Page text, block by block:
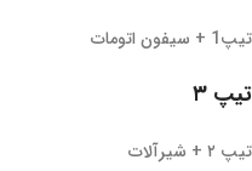
تیپ1 + سیفون اتومات
تیپ ۳
تیپ ۲ + شیرآلات